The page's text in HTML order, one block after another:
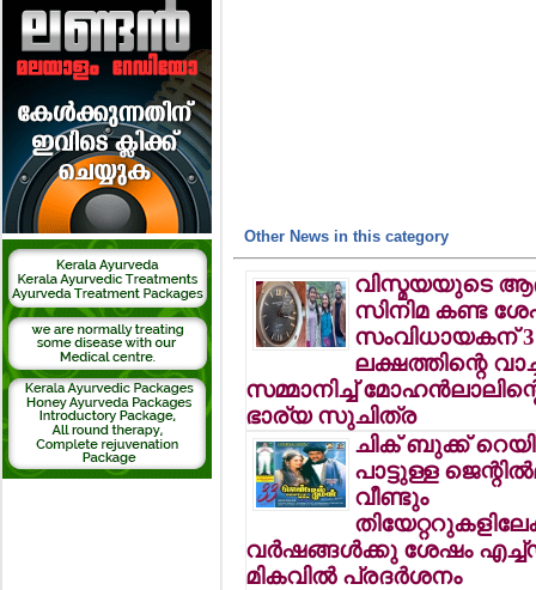
Other News in this category
വിസ്മയയുടെ
സിനിമ കണ്ട
സംവിധായകന് 3
ലക്ഷത്തിന്റെ
സമ്മാനിച്ച്
ഭാര്യ സുചിത്ര
ചിക് ബുക്ക്
പാട്ടുള്ള
വീണ്ടും
വര്‍ഷങ്ങള്‍ക്കു ശേഷം
മികവില്‍ പ്രദര്‍ശനം